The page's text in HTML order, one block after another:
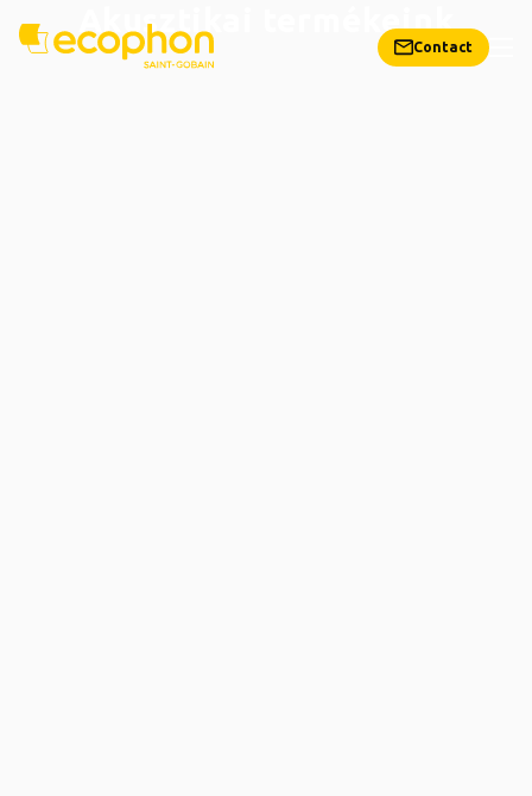
Contact
Akusztikai termékeink